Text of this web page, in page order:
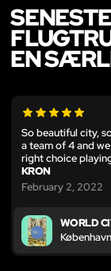
EN
So beautiful city,
a team of 4 and
right choice
KRON
February 2, 2022
WORLD
København